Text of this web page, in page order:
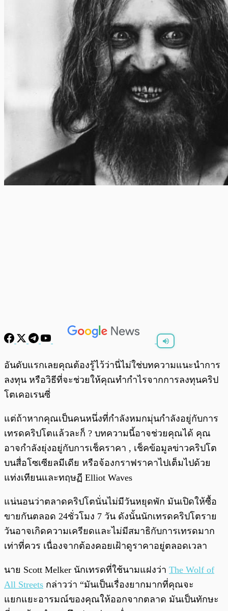
0:00
อันดับแรกเลยคุณต้องรู้ไว้ว่านี่ไม่ใช่บทความแนะนำการ
ลงทุน หรือวิธีที่จะช่วยให้คุณทำกำไรจากการลงทุนคริป
โตเคอเรนซี่
แต่ถ้าหากคุณเป็นคนหนึ่งที่กำลังหมกมุ่นกำลังอยู่กับการ
เทรดคริปโตแล้วละก็ ? บทความนี้อาจช่วยคุณได้ คุณ
อาจกำลังยุ่งอยู่กับการเช็คราคา , เช็คข้อมูลข่าวคริปโต
บนสื่อโซเซียลมีเดีย หรือจ้องกราฟราคาไปเต็มไปด้วย
แท่งเทียนและทฤษฏี Elliot Waves
แน่นอนว่าตลาดคริปโตนั่นไม่มีวันหยุดพัก มันเปิดให้ซื้อ
ขายกันตลอด 24ชั่วโมง 7 วัน ดังนั้นนักเทรดคริปโตราย
วันอาจเกิดความเครียดและไม่มีสมาธิกับการเทรดมาก
เท่าที่ควร เนื่องจากต้องคอยเฝ้าดูราคาอยู่ตลอดเวลา
นาย Scott Melker นักเทรดที่ใช้นามแฝงว่า The Wolf of
All Streets กล่าวว่า “มันเป็นเรื่องยากมากที่คุณจะ
แยกแยะอารมณ์ของคุณให้ออกจากตลาด มันเป็นทักษะ